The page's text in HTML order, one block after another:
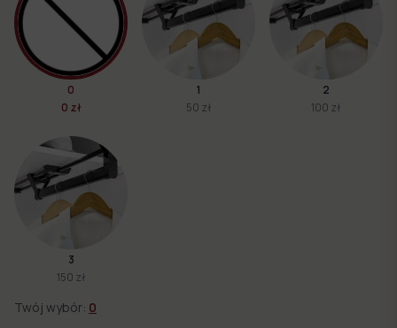
0
0 zł
1
50 zł
2
100 zł
3
150 zł
Twój wybór: 0